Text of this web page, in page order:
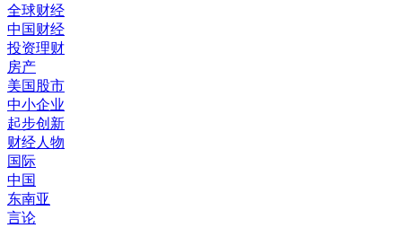
全球财经
中国财经
投资理财
房产
美国股市
中小企业
起步创新
财经人物
国际
中国
东南亚
言论